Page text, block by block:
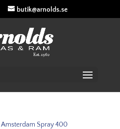
butik@arnolds.se
Amsterdam Spray 400